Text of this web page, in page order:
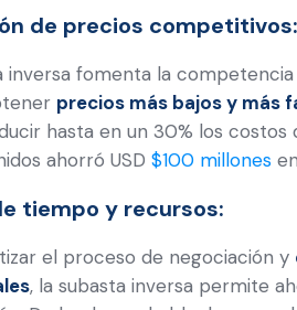
de precios competitivos:
inversa fomenta la
precios más bajos y más
hasta en un 30% los
ahorró USD $100 millones
tiempo y recursos:
el proceso de negociación y
, la subasta inversa permite